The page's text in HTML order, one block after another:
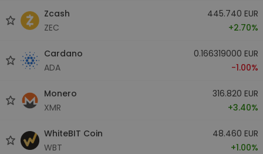
Zcash
ZEC
445.740 EUR
+2.70%
Cardano
ADA
0.166319000 EUR
-1.00%
Monero
XMR
316.820 EUR
+3.40%
WhiteBIT Coin
WBT
48.460 EUR
+1.00%